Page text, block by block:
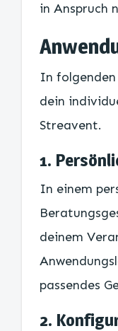
in Anspruch
In
dein
Streavent.
1.
In einem
deinem
passendes
2.